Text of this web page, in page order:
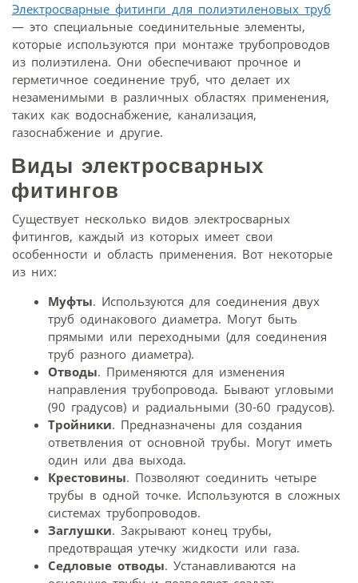
Электросварные фитинги для полиэтиленовых труб
— это специальные соединительные элементы,
которые используются при монтаже трубопроводов
из полиэтилена. Они обеспечивают прочное и
герметичное соединение труб, что делает их
незаменимыми в различных областях применения,
таких как водоснабжение, канализация,
газоснабжение и другие.
Виды электросварных
фитингов
Существует несколько видов электросварных
фитингов, каждый из которых имеет свои
особенности и область применения. Вот некоторые
из них:
Муфты. Используются для соединения двух
труб одинакового диаметра. Могут быть
прямыми или переходными (для соединения
труб разного диаметра).
Отводы. Применяются для изменения
направления трубопровода. Бывают угловыми
(90 градусов) и радиальными (30-60 градусов).
Тройники. Предназначены для создания
ответвления от основной трубы. Могут иметь
один или два выхода.
Крестовины. Позволяют соединить четыре
трубы в одной точке. Используются в сложных
системах трубопроводов.
Заглушки. Закрывают конец трубы,
предотвращая утечку жидкости или газа.
Седловые отводы. Устанавливаются на